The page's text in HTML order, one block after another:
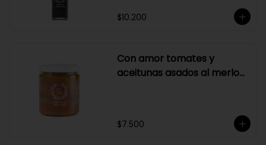
$10.200
Con amor tomates y
aceitunas asados al merlot
$7.500